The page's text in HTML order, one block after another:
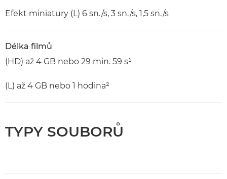
Efekt miniatury (L) 6 sn./s, 3 sn./s, 1,5 sn./s
Délka filmů
(HD) až 4 GB nebo 29 min. 59 s¹
(L) až 4 GB nebo 1 hodina²
TYPY SOUBORŮ